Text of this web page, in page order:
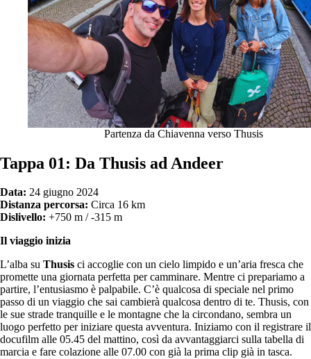
Partenza da Chiavenna verso Thusis
Tappa 01: Da Thusis ad Andeer
Data: 24 giugno 2024
Distanza percorsa: Circa 16 km
Dislivello: +750 m / -315 m
Il viaggio inizia
L’alba su Thusis ci accoglie con un cielo limpido e un’aria fresca che
promette una giornata perfetta per camminare. Mentre ci prepariamo a
partire, l’entusiasmo è palpabile. C’è qualcosa di speciale nel primo
passo di un viaggio che sai cambierà qualcosa dentro di te. Thusis, con
le sue strade tranquille e le montagne che la circondano, sembra un
luogo perfetto per iniziare questa avventura. Iniziamo con il registrare il
docufilm alle 05.45 del mattino, così da avvantaggiarci sulla tabella di
marcia e fare colazione alle 07.00 con già la prima clip già in tasca.